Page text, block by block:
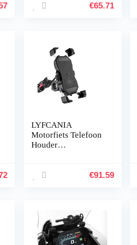
Kawasaki Ninja
€65.71
LYFCANIA
Motorfiets Telefoon
Houder
GPS Navigatie
€91.59